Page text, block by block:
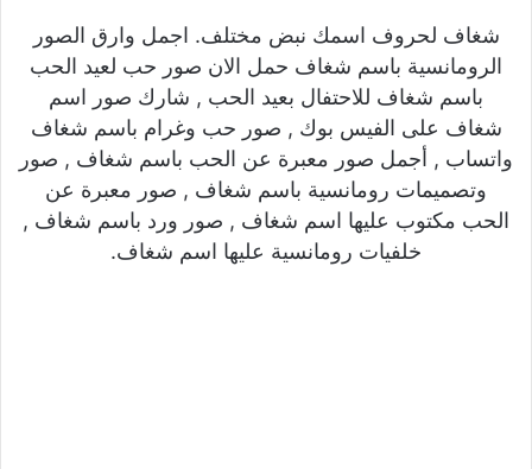
شغاف لحروف اسمك نبض مختلف. اجمل وارق الصور
الرومانسية باسم شغاف حمل الان صور حب لعيد الحب
باسم شغاف للاحتفال بعيد الحب , شارك صور اسم
شغاف على الفيس بوك , صور حب وغرام باسم شغاف
واتساب , أجمل صور معبرة عن الحب باسم شغاف , صور
وتصميمات رومانسية باسم شغاف , صور معبرة عن
الحب مكتوب عليها اسم شغاف , صور ورد باسم شغاف ,
خلفيات رومانسية عليها اسم شغاف.